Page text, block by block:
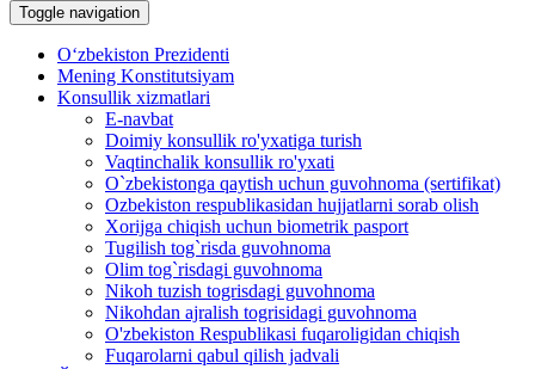
Toggle navigation
Oʻzbekiston Prezidenti
Mening Konstitutsiyam
Konsullik xizmatlari
E-navbat
Doimiy konsullik ro'yxatiga turish
Vaqtinchalik konsullik ro'yxati
O`zbekistonga qaytish uchun guvohnoma (sertifikat)
Ozbekiston respublikasidan hujjatlarni sorab olish
Xorijga chiqish uchun biometrik pasport
Tugilish tog`risda guvohnoma
Olim tog`risdagi guvohnoma
Nikoh tuzish togrisdagi guvohnoma
Nikohdan ajralish togrisidagi guvohnoma
O'zbekiston Respublikasi fuqaroligidan chiqish
Fuqarolarni qabul qilish jadvali